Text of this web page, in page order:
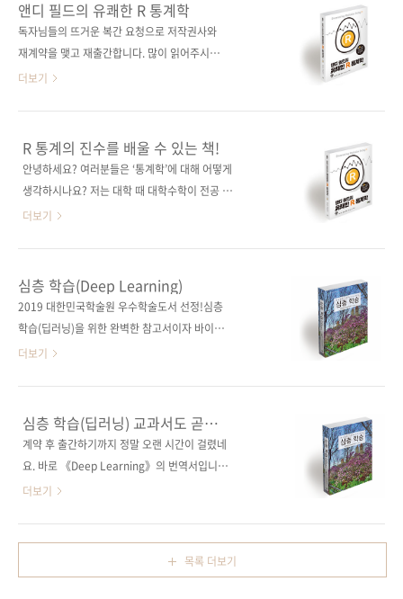
인업을 한층 더 강화시켜 줄 책이 출간됩니다. 바
로 《신경망과 심층학습: 뉴럴 네트워크와 딥러
닝 교과서》입니다. 원제는 《Neural
Network..
박진수, 정인식, 최정렬(가나다순) 6인의 역자님
들께 감사의 말씀을 다시 드립니다. 그리고 이 책
드리며, 아울러 저희 도서를 선정해 주신 심사위
원들께도 고마움의 마음을 표합니다. 아쉬운 게
없는데, 내년에는 국내서들도 선정될 수 있도록
질 높은 국내서 개발에도 힘쓰겠습니다. 《(R,
JAGS, Stan을 이용한) 베이지안 데이터 분석 바
이..
앤디 필드의 유쾌한 R 통계학
독자님들의 뜨거운 복간 요청으로 저작권사와
재계약을 맺고 재출간합니다. 많이 읽어주시면
고맙겠습니다.딱딱하고 지루한 통계학 책은 가
콜라보! 종이책 구매 사이트(가나다 순)[강컴]
[교보문고] [도서11번가] [알라딘] [예스이십사]
[인터파크] 전자책 구매 사이트(가나다순)[교보
사] [인터파크] 출판사 제이펍원출판사 SAGE원
서명 Discovering Statistics Using R(원서
레미 마일스, 조이 필드 역자명 류광출판일
2019년 2월 28일페이지 1,252쪽시리즈 (없음)
판 형 46배판..
더보기
R 통계의 진수를 배울 수 있는 책!
안녕하세요? 여러분들은 ‘통계학’에 대해 어떻게
생각하시나요? 저는 대학 때 대학수학이 전공 관
련 과목이었는데요. 그 가운데서도 특히 확률과
학 스터디를 하거나 아예 시험을 하루 앞두고 보
이콧하자고 논의한 적도 있었습니다. 그게 거의
20년 전의 얘긴데, 지금도 통계학을 배우는 학생
해 자체가 어렵고, 노력에 비해 문제 해결이 어려
운 분야이니까요. 하지만 시대가 변하면서 통계
그램이 있지만, 이미 대세로 자리 잡은 프리웨어
‘R’을 무궁무진하게 활용할 수 있는 책을 소개해
드립니다. 책의 제목은 《앤디 필드의 유쾌한 R
통계학..
더보기
심층 학습(Deep Learning)
2019 대한민국학술원 우수학술도서 선정!심층
학습(딥러닝)을 위한 완벽한 참고서이자 바이블!
종이책 구매 사이트(가나다순)[강컴] [교보문고]
[교보문고] [구글북스] [리디북스] [알라딘] [예
스이십사] [인터파크] 출판사 제이펍저작권사
The MIT Press원서명 Deep Learning(원서
요슈아 벤지오, 에런 쿠빌역자명 류광출판일
2018년 10월 31일페이지 908쪽시리즈 I♥A.I.
13(아이러브A.I. 13)판 형 46배판변형
(188*245*35)제 본 무선(soft cover)정 가
더보기
심층 학습(딥러닝) 교과서도 곧
출간됩니다!
계약 후 출간하기까지 정말 오랜 시간이 걸렸네
요. 바로 《Deep Learning》의 번역서입니다.
오늘에서야 모든 출간 준비를 모두 마치고 여러
고맙다는 말씀도 전하고 싶습니다. 저희가 오래
전에 계약을 했지만, 사정상 중간에 번역하시는
더보기
목록 더보기